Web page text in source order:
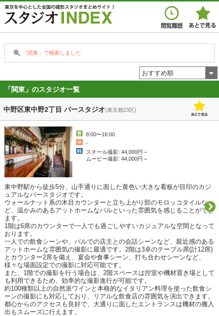
「関東」で検索しました
おすすめ順
「関東」のスタジオ一覧
中野区東中野2丁目 バースタジオ(東京都23区)
8:00〜16:00
-
スチール撮影: 44,000円～
ムービー撮影: 44,000円～
東中野駅から徒歩5分、山手通りに面した黄色い大きな看板が目印のカジ
ュアルなバースタジオです。
ウォールナット系の木目カウンターと立ち上がり部のモロッコタイルな
ど、温かみのあるアットホームなバルといった雰囲気を感じることができ
ます。
1階は6席のカウンターで一人でも過ごしやすいカジュアルな空間となって
おります。
一人での飲食シーンや、バルでの店主との会話シーンなど、親近感のある
アットホームな雰囲気の撮影に最適です。2階は3卓のテーブル席(計12席)
とカウンター2席を備え、宴会や食事シーン、打ち合わせシーンなど、
様々な場面設定での撮影に対応可能です。
また、1階での撮影を行う場合は、2階スペースは控室や機材置き場として
も利用できるため、効率的な撮影進行が可能です。
約100種類以上の自然派ワインと本格的なイタリアン料理を使った飲食シ
ーンの撮影にも対応しており、リアルな飲食店の雰囲気を演出できます。
都心からのアクセスも良好で、大通りに面したエントランスは機材の搬入
出もスムーズに行えます。